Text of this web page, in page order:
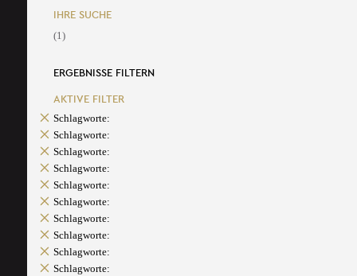
IHRE SUCHE
(1)
ERGEBNISSE FILTERN
AKTIVE FILTER
Schlagworte:
Schlagworte:
Schlagworte:
Schlagworte:
Schlagworte:
Schlagworte:
Schlagworte:
Schlagworte:
Schlagworte:
Schlagworte: